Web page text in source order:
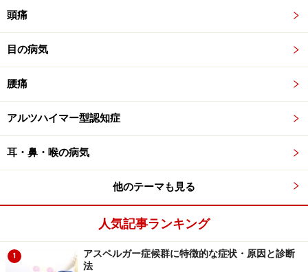
頭痛
目の病気
腰痛
アルツハイマー型認知症
耳・鼻・喉の病気
他のテーマも見る
人気記事ランキング
1
アスペルガー症候群に特徴的な症状・原因と診断
法